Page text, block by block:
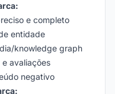
e completo
entidade
knowledge graph
avaliações
negativo